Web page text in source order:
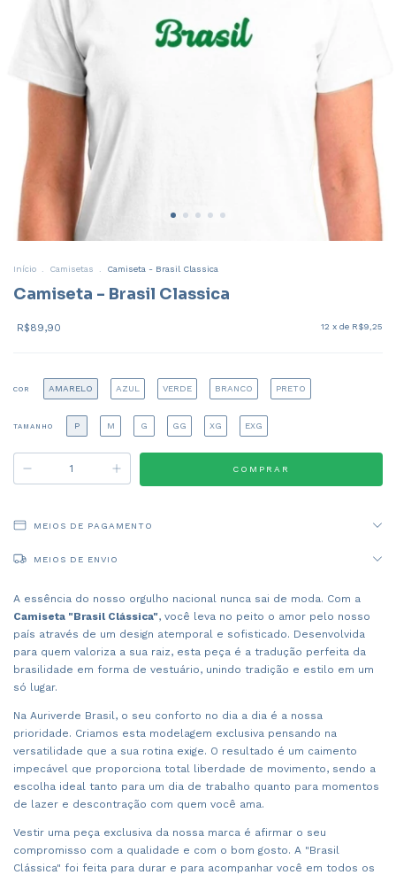
Início Camisetas Camiseta - Brasil Classica
Camiseta - Brasil Classica
R$89,90 12 x de R$9,25
COR AMARELO AZUL VERDE BRANCO PRETO
TAMANHO P M G GG XG EXG
MEIOS DE PAGAMENTO
MEIOS DE ENVIO
A essência do nosso orgulho nacional nunca sai de moda. Com a
Camiseta "Brasil Clássica", você leva no peito o amor pelo nosso
país através de um design atemporal e sofisticado. Desenvolvida
para quem valoriza a sua raiz, esta peça é a tradução perfeita da
brasilidade em forma de vestuário, unindo tradição e estilo em um
só lugar.
Na Auriverde Brasil, o seu conforto no dia a dia é a nossa
prioridade. Criamos esta modelagem exclusiva pensando na
versatilidade que a sua rotina exige. O resultado é um caimento
impecável que proporciona total liberdade de movimento, sendo a
escolha ideal tanto para um dia de trabalho quanto para momentos
de lazer e descontração com quem você ama.
Vestir uma peça exclusiva da nossa marca é afirmar o seu
compromisso com a qualidade e com o bom gosto. A "Brasil
Clássica" foi feita para durar e para acompanhar você em todos os